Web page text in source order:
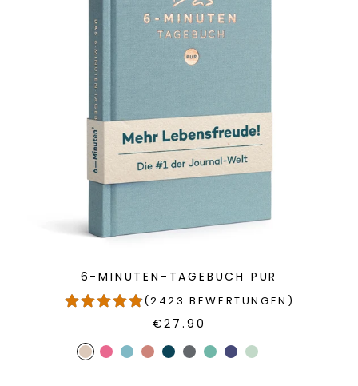
6-MINUTEN-TAGEBUCH PUR
(2423 BEWERTUNGEN)
€27.90